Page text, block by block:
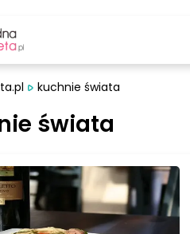
kuchnie świata
świata